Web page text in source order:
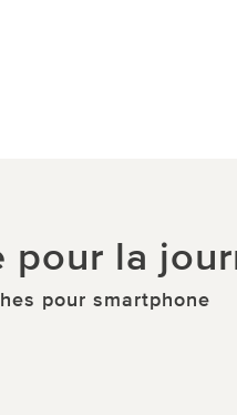
la
pour smartphone